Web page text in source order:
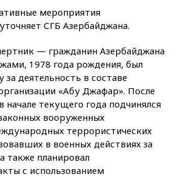
мероприятия
СГБ Азербайджана.
— гражданин Азербайджана
1978 года рождения, был
деятельность в составе
«Абу Джафар». После
начале текущего года подчинялся
вооруженных
террористических
в военных действиях за
также планировал
с использованием